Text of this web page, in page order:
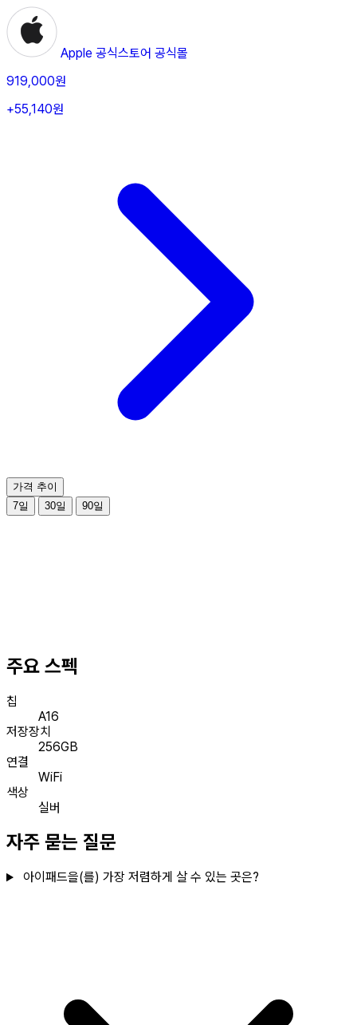
Apple 공식스토어 공식몰
919,000원
+55,140원
가격 추이
7일
30일 90일
주요 스펙
칩
A16
저장장치
256GB
연결
WiFi
색상
실버
자주 묻는 질문
아이패드을(를) 가장 저렴하게 살 수 있는 곳은?